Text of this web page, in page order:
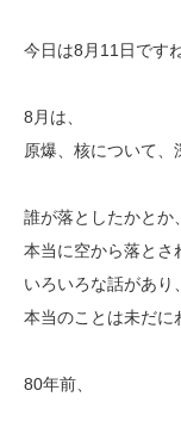
今日は8月11日ですね
8月は、
原爆、核について、
誰が落としたかとか、
本当に空から落とさ
いろいろな話があり、
本当のことは未だに
80年前、